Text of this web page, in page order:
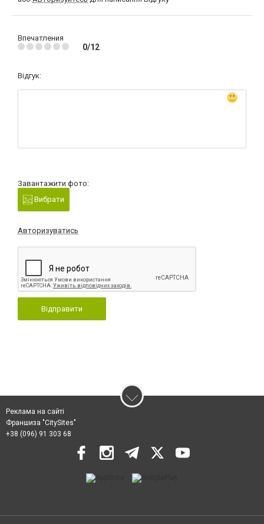
Впечатления
0/12
Відгук:
Завантажити фото:
Вибрати
Авторизуватись
Відправити
Реклама на сайті
Франшиза "CitySites"
+38 (096) 91 303 68